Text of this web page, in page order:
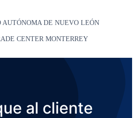
AUTÓNOMA DE NUEVO LEÓN
CENTER MONTERREY
al cliente